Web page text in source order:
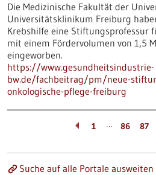
Die Medizinische Fakultät der
Universitätsklinikum Freiburg
Krebshilfe eine Stiftungsprofessur
mit einem Fördervolumen von 1,5
eingeworben.
https://www.gesundheitsindustrie-
bw.de/fachbeitrag/pm/neue-
onkologische-pflege-freiburg
1 … 86 87
Suche auf alle Portale ausweiten